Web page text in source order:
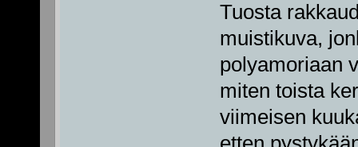
Tuosta
muistikuva,
polyamoriaan
miten toista
viimeisen